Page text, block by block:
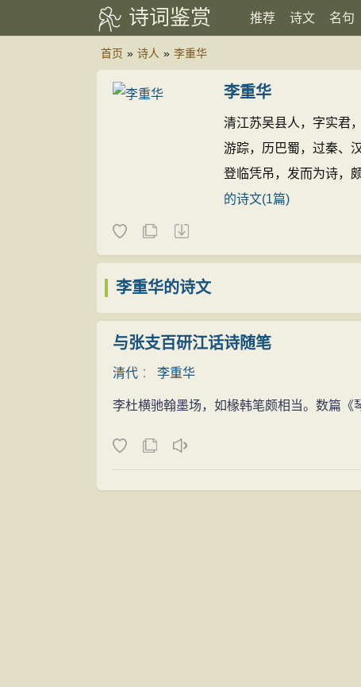
诗词鉴赏 推荐 诗文 名句
首页 » 诗人 » 李重华
李重华
清江苏吴县人，字实君
游踪，历巴蜀，过秦、
登临凭吊，发而为诗，
的诗文(1篇)
李重华的诗文
与张支百研江话诗随笔
清代 ： 李重华
李杜横驰翰墨场，如椽韩笔颇相当。数篇《